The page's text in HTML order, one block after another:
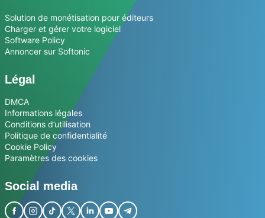
Solution de monétisation pour éditeurs
Charger et gérer votre logiciel
Software Policy
Annoncer sur Softonic
Légal
DMCA
Informations légales
Conditions d’utilisation
Politique de confidentialité
Cookie Policy
Paramètres des cookies
Social media